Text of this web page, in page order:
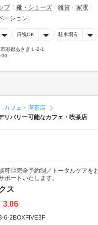
プ 靴・シューズ 雑貨
家電
ーション
日祝OK 駐車場有
彩都あさぎ１-2-1
カフェ・喫茶店
リバリー可能なカフェ・喫茶店
可◎完全予約制／トータルケアを
ポートいたします。
ス
3.06
6-2BOXFIVE3F